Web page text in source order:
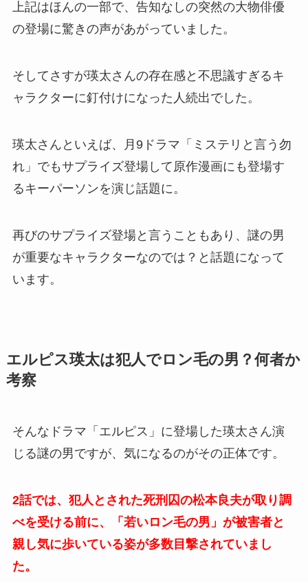
上記はほんの一部で、告知なしの突然の大物俳優
の登場に驚きの声があがっていました。
そしてさすが瑛太さんの存在感と不思議すぎるキ
ャラクターに釘付けになった人続出でした。
瑛太さんといえば、月9ドラマ「ミステリと言う勿
れ」でもサプライズ登場して原作漫画にも登場す
るキーパーソンを演じ話題に。
再びのサプライズ登場と言うこともあり、謎の男
が重要なキャラクターなのでは？と話題になって
います。
エルピス瑛太は犯人でロン毛の男？何者か
考察
そんなドラマ「エルピス」に登場した瑛太さん演
じる謎の男ですが、気になるのがその正体です。
2話では、犯人とされた死刑囚の松本良夫が取り調
べを受ける前に、「若いロン毛の男」が被害者と
親し気に歩いている姿が多数目撃されていまし
た。